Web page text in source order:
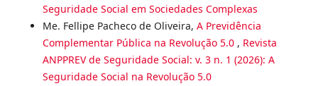
Seguridade Social em Sociedades Complexas
Me. Fellipe Pacheco de Oliveira, A Previdência
Complementar Pública na Revolução 5.0 , Revista
ANPPREV de Seguridade Social: v. 3 n. 1 (2026): A
Seguridade Social na Revolução 5.0